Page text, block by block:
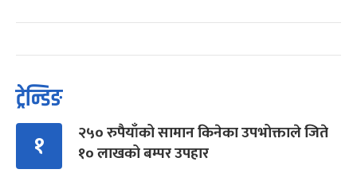
ट्रेन्डिङ
१
२५० रुपैयाँको सामान किनेका उपभोक्ताले जिते
१० लाखको बम्पर उपहार